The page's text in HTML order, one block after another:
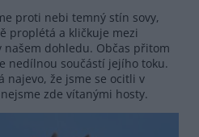
proti nebi temný stín sovy,
proplétá a kličkuje mezi
našem dohledu. Občas přitom
nedílnou součástí jejího toku.
najevo, že jsme se ocitli v
zde vítanými hosty.